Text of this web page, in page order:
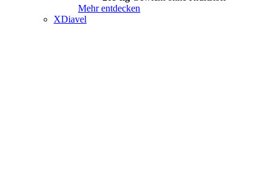
Mehr entdecken
XDiavel